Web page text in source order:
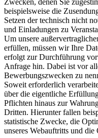
beispielsweise die
Setzen der technisch nicht
und Einladungen zu
Um unsere
erfüllen, müssen wir Ihre
erfolgt zur Durchführung
Anfrage hin. Dabei ist vor
Bewerbungszwecken zu
Soweit erforderlich
über die eigentliche
Pflichten hinaus zur
Dritten. Hierunter fallen
statistische Zwecke, die
unseres Webauftritts und